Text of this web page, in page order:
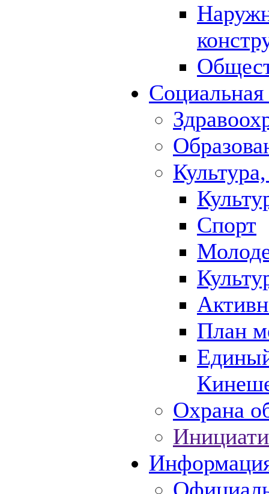
Спорт
План
Охрана